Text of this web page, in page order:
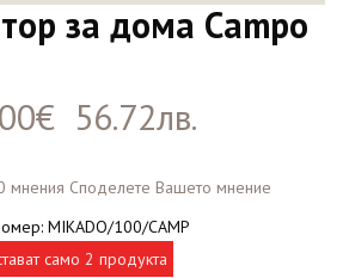
за дома Campo
56.72лв.
мнения Споделете Вашето мнение
MIKADO/100/CAMP
само 2 продукта